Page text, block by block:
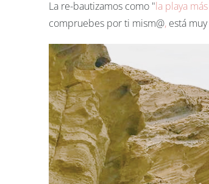
La re-bautizamos como "la playa
compruebes por ti mism@, está